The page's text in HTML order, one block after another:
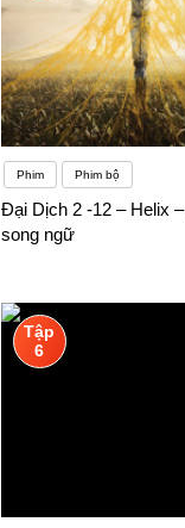
Phim Phim bộ
Đại Dịch 2 -12 – Helix
song ngữ
Tập
6